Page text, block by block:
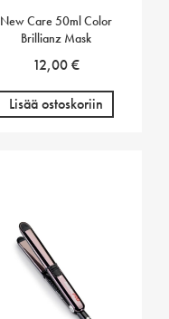
New Care 50ml Color
Brillianz Mask
12,00€
Lisää ostoskoriin